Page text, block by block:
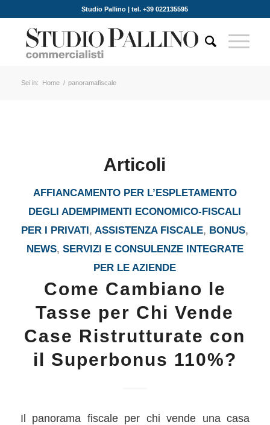
Studio Pallino | tel. +39 022135595
Sei in: Home / panoramafiscale
Articoli
AFFIANCAMENTO PER L’ESPLETAMENTO
DEGLI ADEMPIMENTI ECONOMICO-FISCALI
PER I PRIVATI,ASSISTENZA FISCALE, BONUS,
NEWS, SERVIZI E CONSULENZE INTEGRATE
PER LE AZIENDE
Come Cambiano le
Tasse per Chi Vende
Case Ristrutturate con
il Superbonus 110%?
Il panorama fiscale per chi vende una casa